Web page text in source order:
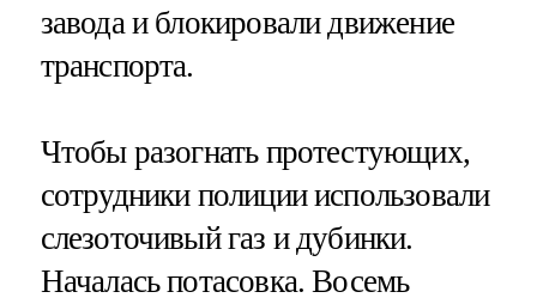
завода и блокировали движение
транспорта.
Чтобы разогнать протестующих,
сотрудники полиции использовали
слезоточивый газ и дубинки.
Началась потасовка. Восемь